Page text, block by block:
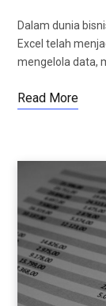
Dalam dunia
Excel telah
mengelola data,
Read More